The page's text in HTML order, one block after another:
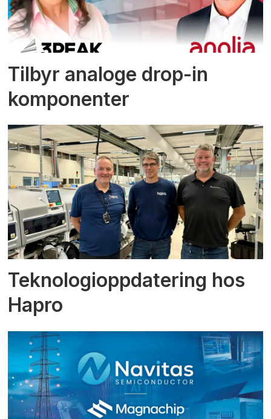
Tilbyr analoge drop-in
komponenter
Teknologioppdatering hos
Hapro